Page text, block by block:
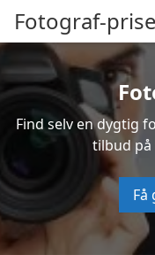
Fotograf-
Find selv en dygtig
tilbud
Få